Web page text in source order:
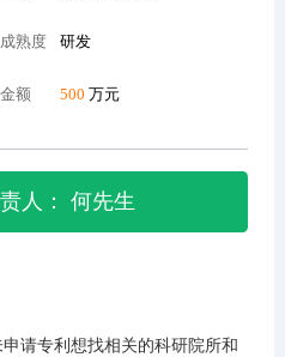
熟度 研发
额 500 万元
人：何先生
请专利想找相关的科研院所和